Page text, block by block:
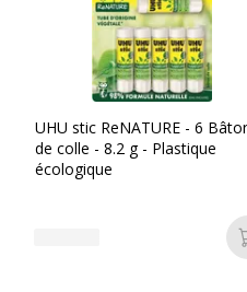
au panier
UHU stic ReNATURE - 6
de colle - 8.2 g - Plastique
écologique